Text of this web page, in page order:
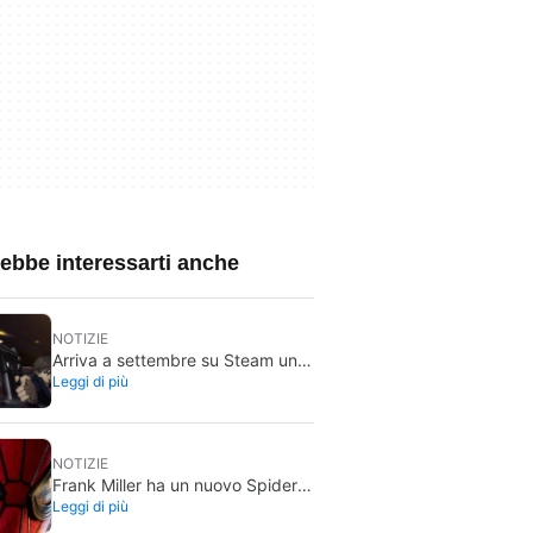
interessarti anche
NOTIZIE
Arriva a settembre su Steam un
videogioco classico che finora
Leggi di più
NOTIZIE
Frank Miller ha un nuovo Spider-
Man preferito ed è quello di
Leggi di più